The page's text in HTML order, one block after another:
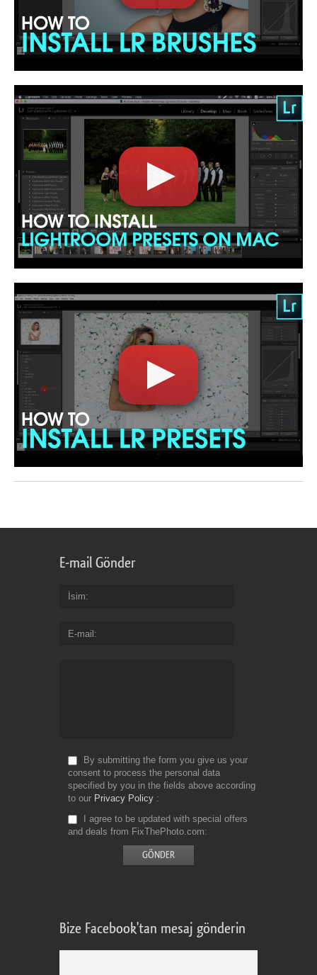
E-mail Gönder
İsim
E-mail
By submitting the form you give us your
consent to process the personal data
specified by you in the fields above according
to our Privacy Policy
I agree to be updated with special offers
and deals from FixThePhoto.com
Bize Facebook'tan mesaj gönderin